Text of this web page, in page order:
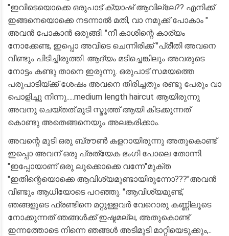
"ഇവിടെയൊക്കെ ഒരുപാട് ക്യാഷ് ആവില്ലേ?? എനിക്ക്
ഇങ്ങനെയൊക്കെ നടന്നാൽ മതി, വാ നമുക്ക് പോകാം "
അവൻ പോകാൻ ഒരുങ്ങി. "നീ കാശിന്റെ കാര്യം
നോക്കേണ്ട, ഇപ്പൊ അവിടെ ചെന്നിരിക്ക് "പ്രീതി അവനെ
വീണ്ടും പിടിച്ചിരുത്തി. ആദ്യം മടിച്ചെങ്കിലും അവരുടെ
നോട്ടം കണ്ടു താനെ ഇരുന്നു. ഒരുപാട് സമയത്തെ
പരുപാടിയ്ക്ക് ശേഷം അവനെ തിരിച്ചതും രണ്ടു പേരും വാ
പൊളിച്ചു നിന്നു.....medium length haircut ആയിരുന്നു
അവനു ചെയ്തത്.മുടി സ്മൂത്ത്‌ ആയി കിടക്കുന്നത്
കൊണ്ടു അതെങ്ങനെയും അലങ്കരിക്കാം.
അവന്റെ മുടി ഒരു ബ്രൗൺ കളറായിരുന്നു അതുകൊണ്ട്
ഇപ്പൊ അവന് ഒരു പ്രത്യേക ഭംഗി പോലെ തോന്നി.
"ഇപ്പോയാണ് ഒരു ലുക്കൊക്കെ വന്നേ"മുക്ത
"ഇതിന്റെയൊക്കെ ആവിശ്യമുണ്ടായിരുന്നോ???"അവൻ
വീണ്ടും ആധിയോടെ പറഞ്ഞു. "ആവിശ്യമുണ്ട്,
ഞങ്ങളുടെ ഫ്രണ്ടിനെ മറ്റുള്ളവർ വേറൊരു കണ്ണിലൂടെ
നോക്കുന്നത് ഞങ്ങൾക്ക് ഇഷ്ടമല്ല, അതുകൊണ്ട്
ഇന്നത്തോടെ നിന്നെ ഞങ്ങൾ അടിമുടി മാറ്റിയെടുക്കും,..